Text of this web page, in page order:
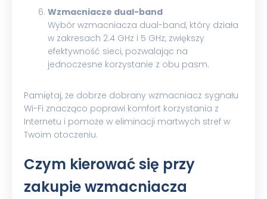
Wzmacniacze dual-band
Wybór wzmacniacza dual-band, który działa
w zakresach 2.4 GHz i 5 GHz, zwiększy
efektywność sieci, pozwalając na
jednoczesne korzystanie z obu pasm.
Pamiętaj, że dobrze dobrany wzmacniacz sygnału
Wi-Fi znacząco poprawi komfort korzystania z
Internetu i pomoże w eliminacji martwych stref w
Twoim otoczeniu.
Czym kierować się przy
zakupie wzmacniacza